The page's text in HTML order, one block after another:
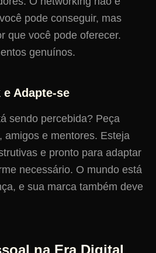
pode conseguir, mas
que você pode oferecer.
genuínos.
e Adapte-se
sendo percebida? Peça
amigos e mentores. Esteja
e pronto para adaptar
necessário. O mundo está
e sua marca também deve
na Era Digital